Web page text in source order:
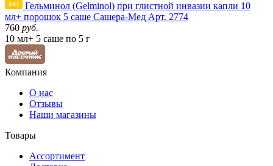
Гельминол (Gelminol) при глистной инвазии капли 10
мл+ порошок 5 саше Сашера-Мед Арт. 2774
760 руб.
10 мл+ 5 саше по 5 г
Компания
О нас
Отзывы
Наши магазины
Товары
Ассортимент